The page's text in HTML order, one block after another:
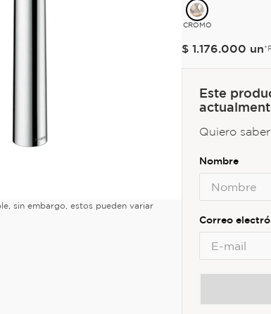
sin embargo, estos pueden variar
CROMO
$ 1.176.000 un
Este
Quiero